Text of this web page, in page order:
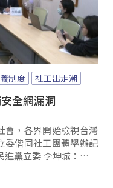
制度 社工出走潮
全網漏洞
會，各界開始檢視台灣
委偕同社工團體舉辦記
度難以完善，所以我
要達到OECD國家平